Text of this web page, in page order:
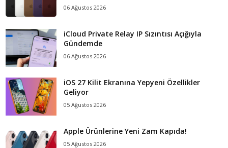
06 Ağustos 2026
iCloud Private Relay IP Sızıntısı Açığıyla
Gündemde
06 Ağustos 2026
iOS 27 Kilit Ekranına Yepyeni Özellikler
Geliyor
05 Ağustos 2026
Apple Ürünlerine Yeni Zam Kapıda!
05 Ağustos 2026